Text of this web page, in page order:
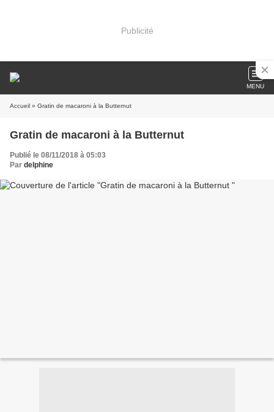
Publicité
MENU
Accueil » Gratin de macaroni à la Butternut
Gratin de macaroni à la Butternut
Publié le 08/11/2018 à 05:03
Par delphine